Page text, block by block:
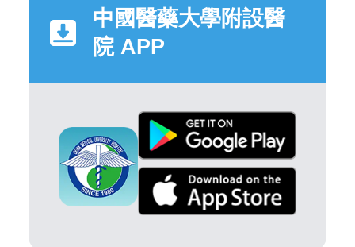
中國醫藥大學附設醫
院 APP